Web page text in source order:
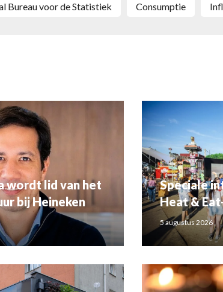
Bureau voor de Statistiek Consumptie
wordt lid van het
bij Heineken
Speciale
Heat &
5 augustus 2026